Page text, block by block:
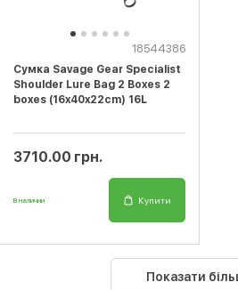
18544386
Сумка Savage Gear Specialist
Shoulder Lure Bag 2 Boxes 2
boxes (16x40x22cm) 16L
3710.00 грн.
В наличии Купити
Показати